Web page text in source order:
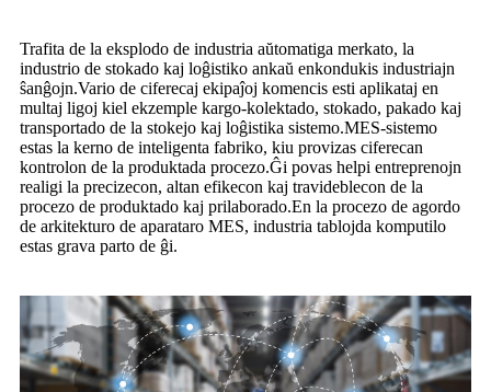
Trafita de la eksplodo de industria aŭtomatiga merkato, la
industrio de stokado kaj loĝistiko ankaŭ enkondukis industriajn
ŝanĝojn.Vario de ciferecaj ekipaĵoj komencis esti aplikataj en
multaj ligoj kiel ekzemple kargo-kolektado, stokado, pakado kaj
transportado de la stokejo kaj loĝistika sistemo.MES-sistemo
estas la kerno de inteligenta fabriko, kiu provizas ciferecan
kontrolon de la produktada procezo.Ĝi povas helpi entreprenojn
realigi la precizecon, altan efikecon kaj travideblecon de la
procezo de produktado kaj prilaborado.En la procezo de agordo
de arkitekturo de aparataro MES, industria tablojda komputilo
estas grava parto de ĝi.